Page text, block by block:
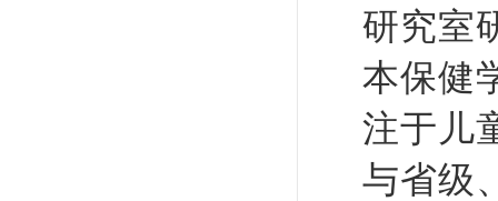
研究室
本保健
注于儿
与省级